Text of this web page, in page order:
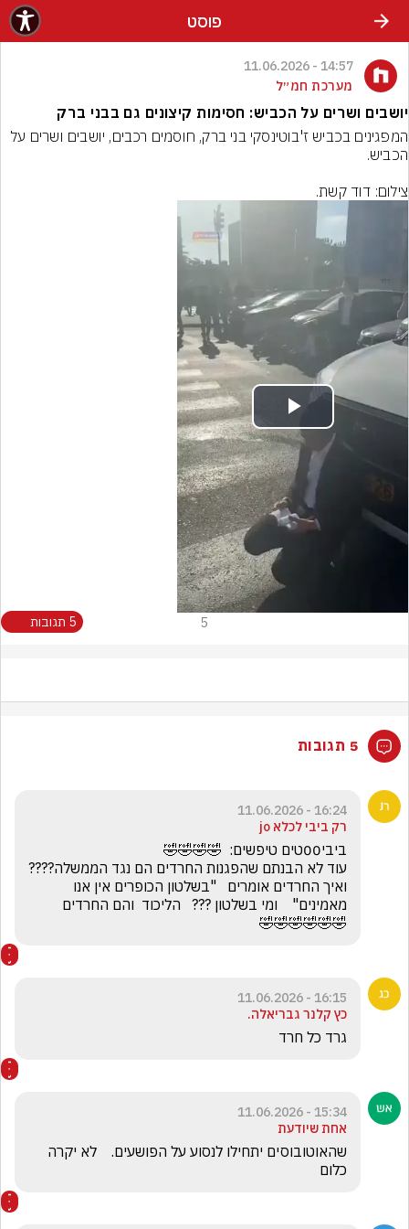
פוסט
14:57 - 11.06.2026
מערכת חמ״ל
יושבים ושרים על הכביש: חסימות קיצונים גם בבני ברק
המפגינים בכביש ז'בוטינסקי בני ברק, חוסמים רכבים, יושבים ושרים על
צילום: דוד קשת.
Play
Video
5 5 תגובות
5 תגובות
16:24 - 11.06.2026
רק ביבי לכלא jo
🤣🤣🤣🤣🤣🤣
16:15 - 11.06.2026
כץ קלנר גבריאלה.
גרד כל חרד
15:34 - 11.06.2026
אחת שיודעת
כלום